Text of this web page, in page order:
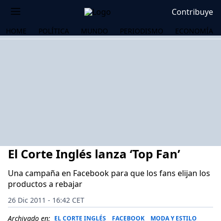
Contribuye
HOME POLÍTICA MUNDO PERIODISMO ECONOMÍA
El Corte Inglés lanza ‘Top Fan’
Una campaña en Facebook para que los fans elijan los
productos a rebajar
26 Dic 2011 - 16:42 CET
Archivado en: EL CORTE INGLÉS FACEBOOK MODA Y ESTILO